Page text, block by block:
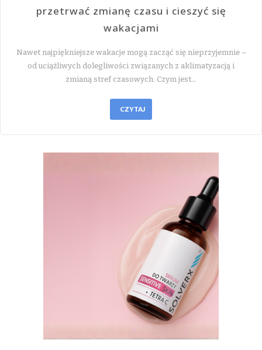
przetrwać zmianę czasu i cieszyć się
wakacjami
Nawet najpiękniejsze wakacje mogą zacząć się nieprzyjemnie –
od uciążliwych dolegliwości związanych z aklimatyzacją i
zmianą stref czasowych. Czym jest…
CZYTAJ